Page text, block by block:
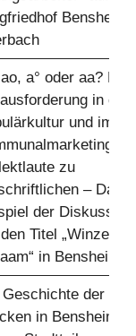
Bensheim-
a° oder aa? Die
in der
und im
zu
– Das
der Diskussion
Titel
in Bensheim
der
in Bensheim